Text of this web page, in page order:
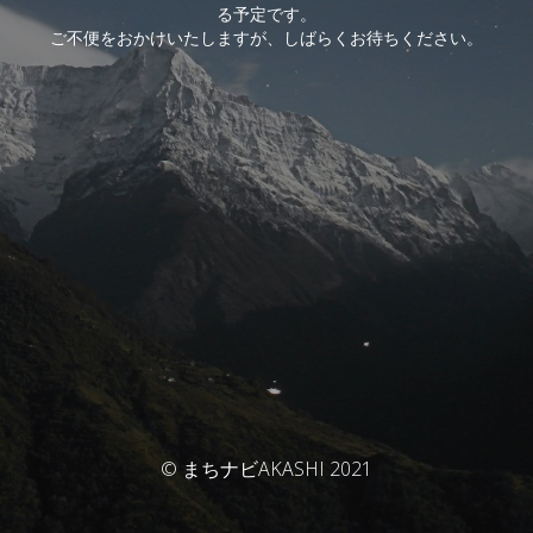
る予定です。
ご不便をおかけいたしますが、しばらくお待ちください。
© まちナビAKASHI 2021